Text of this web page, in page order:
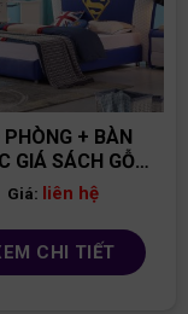
PHÒNG + BÀN
GIÁ SÁCH GỖ
MFC PNBT03
Giá: liên hệ
CHI TIẾT